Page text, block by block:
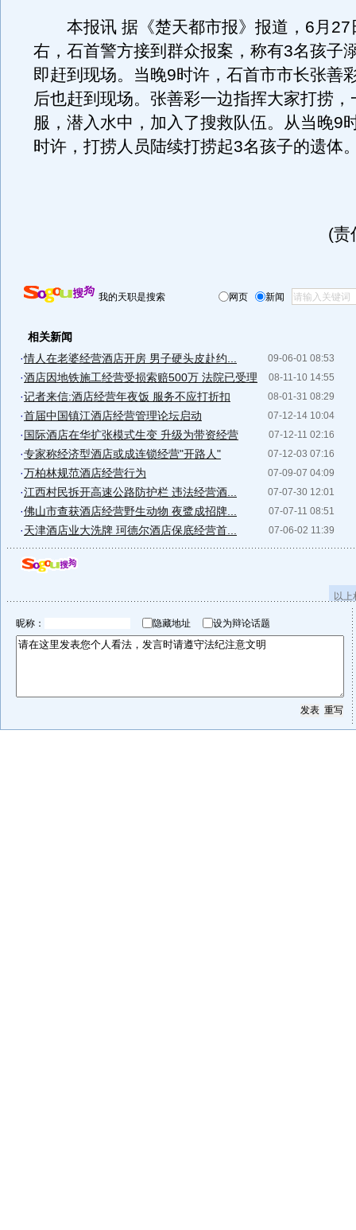
本报讯 据《楚天都市报》报道，6月27
右，石首警方接到群众报案，称有3名孩子
即赶到现场。当晚9时许，石首市市长张善
后也赶到现场。张善彩一边指挥大家打捞，
服，潜入水中，加入了搜救队伍。从当晚9
时许，打捞人员陆续打捞起3名孩子的遗体
(责
我的天职是搜索 网页 新闻
相关新闻
09-06-01 08:53
·情人在老婆经营酒店开房 男子硬头皮赴约...
08-11-10 14:55
·酒店因地铁施工经营受损索赔500万 法院已受理
08-01-31 08:29
·记者来信:酒店经营年夜饭 服务不应打折扣
07-12-14 10:04
·首届中国镇江酒店经营管理论坛启动
07-12-11 02:16
· 国际酒店在华扩张模式生变 升级为带资经营
07-12-03 07:16
·专家称经济型酒店或成连锁经营"开路人"
07-09-07 04:09
·万柏林规范酒店经营行为
07-07-30 12:01
·江西村民拆开高速公路防护栏 违法经营酒...
07-07-11 08:51
·佛山市查获酒店经营野生动物 夜鹭成招牌...
07-06-02 11:39
·天津酒店业大洗牌 珂德尔酒店保底经营首...
以
昵称： 隐藏地址 设为辩论话题